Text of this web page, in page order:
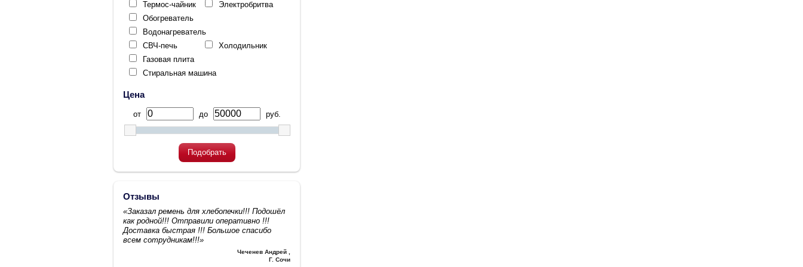
Термос-чайник
Электробритва
Обогреватель
Водонагреватель
СВЧ-печь
Холодильник
Газовая плита
Стиральная машина
Цена
от до руб.
Подобрать
Отзывы
«Заказал ремень для хлебопечки!!! Подошёл
как родной!!! Отправили оперативно !!!
Доставка быстрая !!! Большое спасибо
всем сотрудникам!!!»
Чеченев Андрей
Г. Сочи